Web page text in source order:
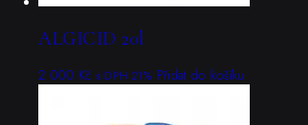
ALGICID 20l
2 000 Kč s DPH 21% Přidat do košíku